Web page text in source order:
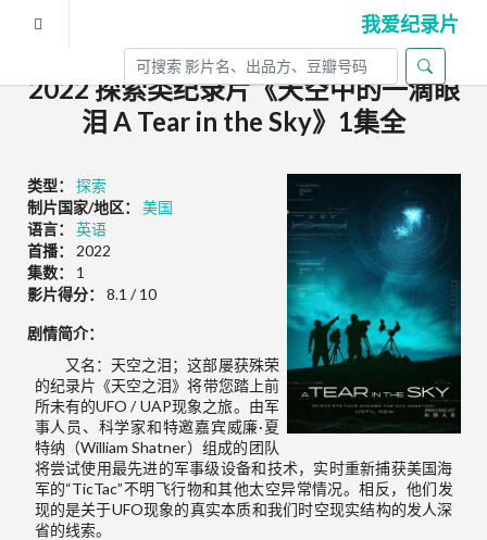
我爱纪录片
2022 探索类纪录片《天空中的一滴眼
泪 A Tear in the Sky》1集全
类型：
探索
制片国家/地区：
美国
语言：
英语
首播：
2022
集数：
1
影片得分：
8.1 / 10
剧情简介：
又名：天空之泪；这部屡获殊荣
的纪录片《天空之泪》将带您踏上前
所未有的UFO / UAP现象之旅。由军
事人员、科学家和特邀嘉宾威廉·夏
特纳（William Shatner）组成的团队
将尝试使用最先进的军事级设备和技术，实时重新捕获美国海
军的“TicTac”不明飞行物和其他太空异常情况。相反，他们发
现的是关于UFO现象的真实本质和我们时空现实结构的发人深
省的线索。